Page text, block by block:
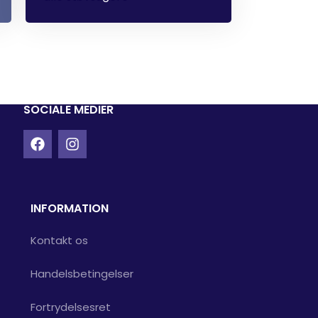
SOCIALE MEDIER
INFORMATION
Kontakt os
Handelsbetingelser
Fortrydelsesret